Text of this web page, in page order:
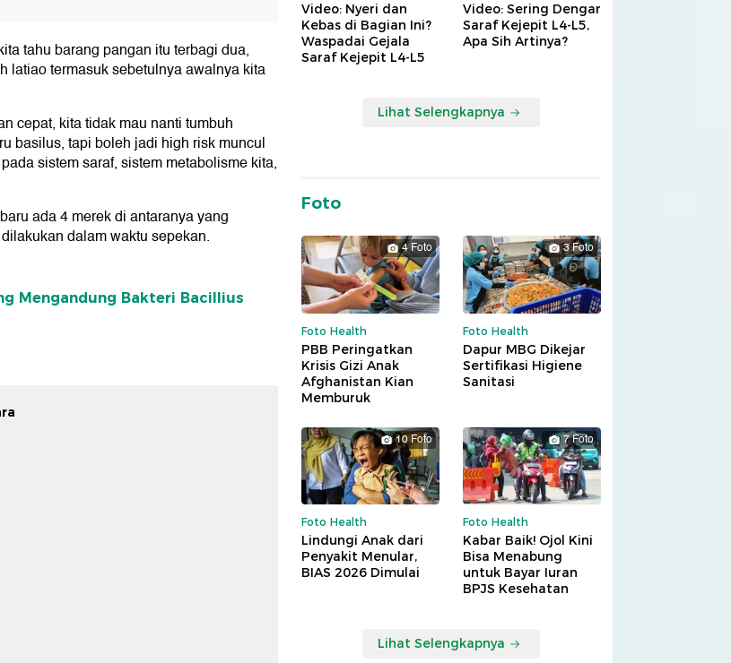
tahu barang pangan itu terbagi dua,
latiao termasuk sebetulnya awalnya kita
cepat, kita tidak mau nanti tumbuh
basilus, tapi boleh jadi high risk muncul
sistem saraf, sistem metabolisme kita,
ada 4 merek di antaranya yang
dalam waktu sepekan.
Mengandung Bakteri Bacillius
Video: Nyeri dan
Kebas di Bagian Ini?
Waspadai Gejala
Saraf Kejepit L4-L5
Video: Sering Dengar
Saraf Kejepit L4-L5,
Apa Sih Artinya?
Lihat Selengkapnya
Foto
4 Foto
Foto Health
PBB Peringatkan
Krisis Gizi Anak
Afghanistan Kian
Memburuk
3 Foto
Foto Health
Dapur MBG Dikejar
Sertifikasi Higiene
Sanitasi
10 Foto
Foto Health
Lindungi Anak dari
Penyakit Menular,
BIAS 2026 Dimulai
7 Foto
Foto Health
Kabar Baik! Ojol Kini
Bisa Menabung
untuk Bayar Iuran
BPJS Kesehatan
Lihat Selengkapnya